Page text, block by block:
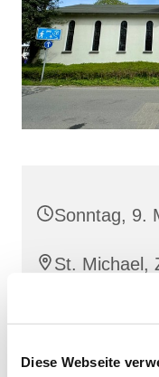
Diese Webseite
Sonntag, 9.
St. Michael,